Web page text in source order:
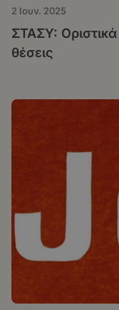
2 Ιουν. 2025
ΣΤΑΣΥ:
θέσεις